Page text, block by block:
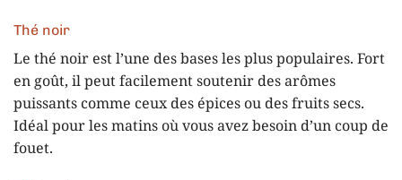
Thé noir
Le thé noir est l’une des bases les plus populaires. Fort
en goût, il peut facilement soutenir des arômes
puissants comme ceux des épices ou des fruits secs.
Idéal pour les matins où vous avez besoin d’un coup de
fouet.